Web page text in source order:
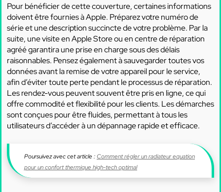
Pour bénéficier de cette couverture, certaines informations
doivent être fournies à Apple. Préparez votre numéro de
série et une description succincte de votre problème. Par la
suite, une visite en Apple Store ou en centre de réparation
agréé garantira une prise en charge sous des délais
raisonnables. Pensez également à sauvegarder toutes vos
données avant la remise de votre appareil pour le service,
afin d’éviter toute perte pendant le processus de réparation.
Les rendez-vous peuvent souvent être pris en ligne, ce qui
offre commodité et flexibilité pour les clients. Les démarches
sont conçues pour être fluides, permettant à tous les
utilisateurs d’accéder à un dépannage rapide et efficace.
Poursuivez avec cet article :Comment régler un radiateur equation
pour un confort thermique high-tech optimal